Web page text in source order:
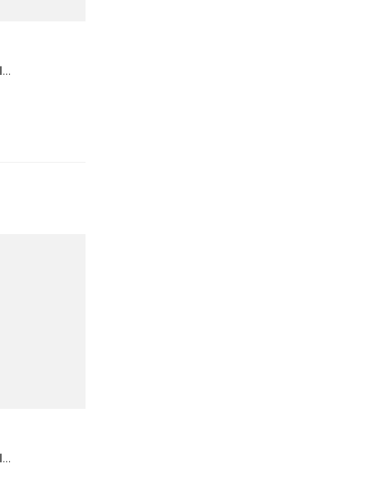
ایک سیکورٹی تھنک ٹینک نے جمعرات کو دفاع، خلائی، توانائی اور بائیو ٹیکنالوجی سے باخبر رہنے کے بعد کہا کہ…
ایک سیکورٹی تھنک ٹینک نے جمعرات کو دفاع، خلائی، توانائی اور بائیو ٹیکنالوجی سے باخبر رہنے کے بعد کہا کہ…